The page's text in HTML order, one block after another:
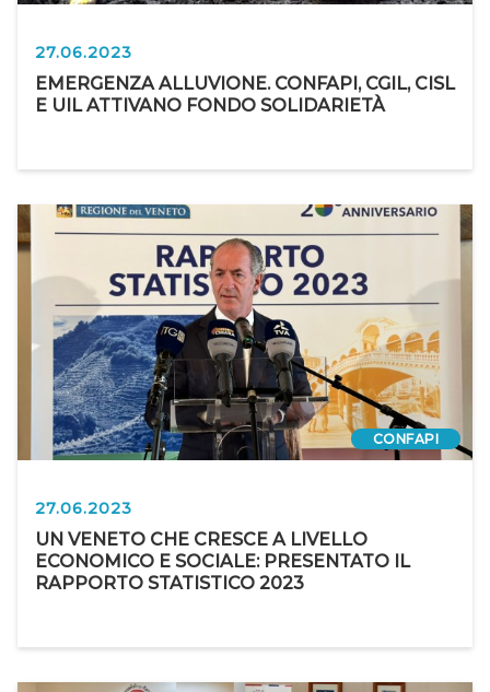
27.06.2023
EMERGENZA ALLUVIONE. CONFAPI, CGIL, CISL
E UIL ATTIVANO FONDO SOLIDARIETÀ
CONFAPI
27.06.2023
UN VENETO CHE CRESCE A LIVELLO
ECONOMICO E SOCIALE: PRESENTATO IL
RAPPORTO STATISTICO 2023